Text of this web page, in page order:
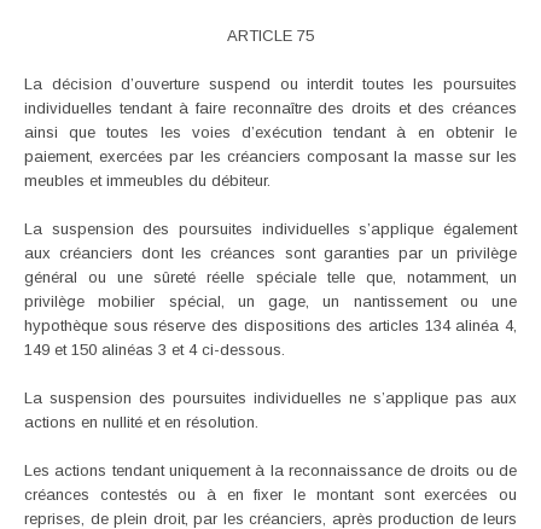
ARTICLE 75
La décision d’ouverture suspend ou interdit toutes les poursuites
individuelles tendant à faire reconnaître des droits et des créances
ainsi que toutes les voies d’exécution tendant à en obtenir le
paiement, exercées par les créanciers composant la masse sur les
meubles et immeubles du débiteur.
La suspension des poursuites individuelles s’applique également
aux créanciers dont les créances sont garanties par un privilège
général ou une sûreté réelle spéciale telle que, notamment, un
privilège mobilier spécial, un gage, un nantissement ou une
hypothèque sous réserve des dispositions des articles 134 alinéa 4,
149 et 150 alinéas 3 et 4 ci-dessous.
La suspension des poursuites individuelles ne s’applique pas aux
actions en nullité et en résolution.
Les actions tendant uniquement à la reconnaissance de droits ou de
créances contestés ou à en fixer le montant sont exercées ou
reprises, de plein droit, par les créanciers, après production de leurs